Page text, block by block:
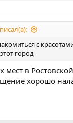
с
город
мест в
хорошо